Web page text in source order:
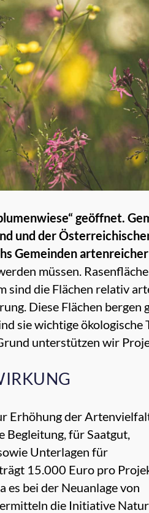
geöffnet.
und der
Gemeinden
müssen.
sind die Flächen relativ
Diese Flächen bergen
sie wichtige ökologische
unterstützen wir
Erhöhung der
für Saatgut,
Unterlagen für
15.000 Euro pro
es bei der Neuanlage von
die Initiative